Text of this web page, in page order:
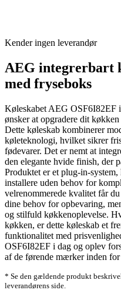
Kender ingen leverandør
AEG integrerbart
med fryseboks
Køleskabet AEG OSF6I82EF
ønsker at opgradere dit
Dette køleskab kombinerer
køleteknologi, hvilket sikrer
fødevarer. Det er nemt at
den elegante hvide finish, der
Produktet er et plug-in-
installere uden behov for
velrenommerede kvalitet får
dine behov for opbevaring,
og stilfuld køkkenoplevelse.
køkken, er dette køleskab et
funktionalitet med
OSF6I82EF i dag og oplev
af de førende mærker inden for
* Se den gældende produkt
leverandørens side.